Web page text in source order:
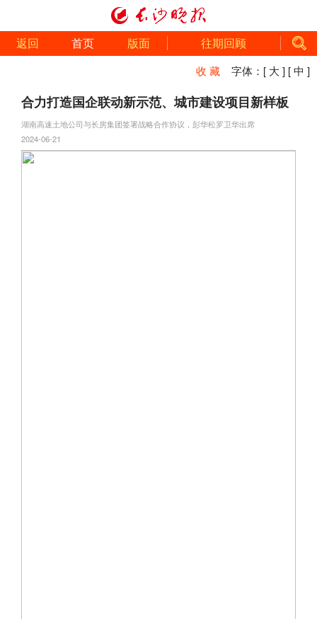
返回 首页 版面 往期回顾
收 藏 字体： [ 大 ] [ 中 ]
合力打造国企联动新示范、城市建设项目新样板
湖南高速土地公司与长房集团签署战略合作协议，彭华松罗卫华出席
2024-06-21